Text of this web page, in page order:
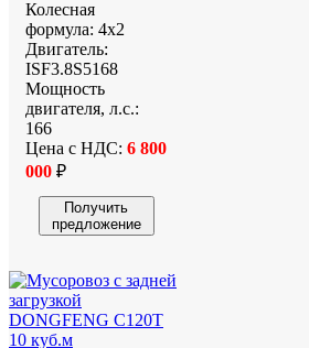
Колесная
формула: 4х2
Двигатель:
ISF3.8S5168
Мощность
двигателя, л.с.:
166
Цена с НДС: 6 800
000 ₽
Получить
предложение